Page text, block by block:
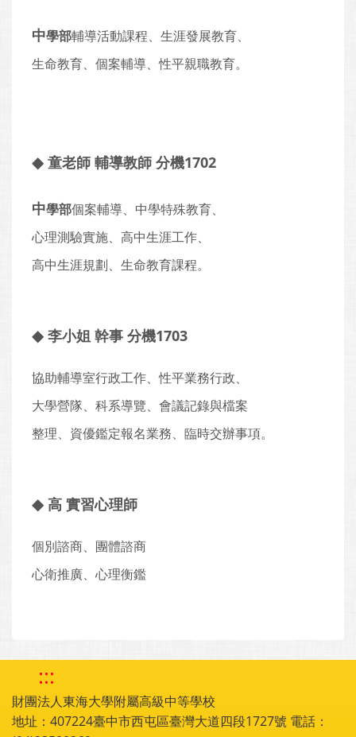
中學部輔導活動課程、生涯發展教育、
生命教育、個案輔導、性平親職教育。
◆ 童老師 輔導教師 分機1702
中學部個案輔導、中學特殊教育、
心理測驗實施、高中生涯工作、
高中生涯規劃、生命教育課程。
◆ 李小姐 幹事 分機1703
協助輔導室行政工作、性平業務行政、
大學營隊、科系導覽、會議記錄與檔案
整理、資優鑑定報名業務、臨時交辦事項。
◆ 高 實習心理師
個別諮商、團體諮商
心衛推廣、心理衡鑑
:::
財團法人東海大學附屬高級中等學校
地址：407224臺中市西屯區臺灣大道四段1727號 電話：